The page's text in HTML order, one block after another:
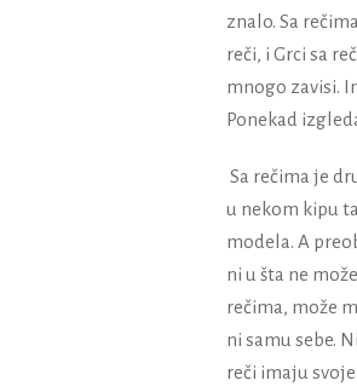
znalo. Sa
reči, i Grci sa
mnogo zavisi.
Ponekad
Sa rečima je
u nekom kipu
modela. A
ni u šta ne
rečima, može
ni samu sebe.
reči imaju